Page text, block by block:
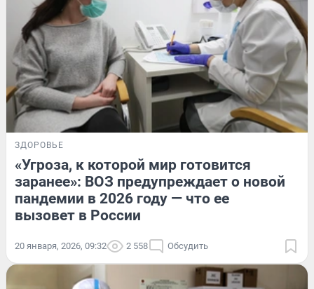
ЗДОРОВЬЕ
«Угроза, к которой мир готовится
заранее»: ВОЗ предупреждает о новой
пандемии в 2026 году — что ее
вызовет в России
20 января, 2026, 09:32 2 558 Обсудить